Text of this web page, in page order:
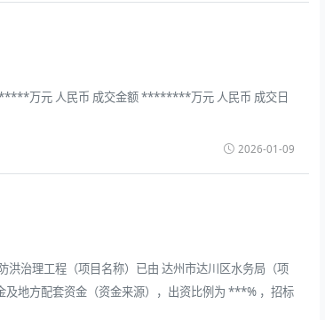
万元 人民币 成交金额 ********万元 人民币 成交日
2026-01-09
治理工程（项目名称）已由 达州市达川区水务局（项
地方配套资金（资金来源），出资比例为 ***% ，招标